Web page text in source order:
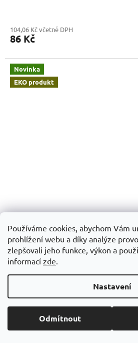
Používáme cookies, abychom Vám
prohlížení webu a díky analýze
zlepšovali jeho funkce, výkon a
informací zde.
Nastavení
Odmítnout
104,06 Kč včetně DPH
86 Kč
Novinka
EKO produkt
A6 RPET LINKOVANÝ BLOK, 70
89,54 Kč včetně DPH
+ VÍCE BAREVNÝCH VARIANT 5 BAREV